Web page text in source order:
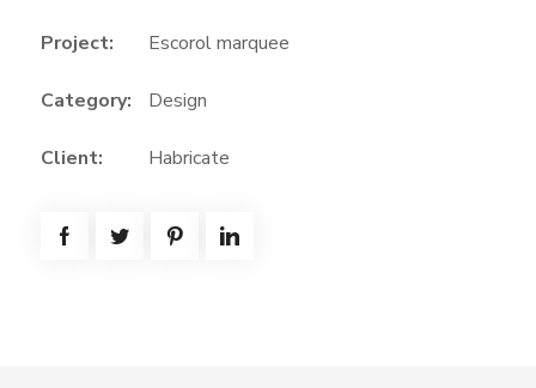
Project: Escorol marquee
Category: Design
Client: Habricate